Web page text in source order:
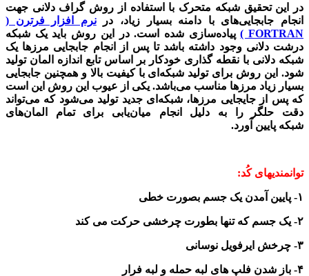
در این تحقیق شبکه متحرک با استفاده از روش گراف دلانی جهت
انجام جابجایی‌های با دامنه بسیار زیاد، درنرم افزار فرترن (
FORTRAN )
پیاده‌سازی شده است. در این روش باید یک شبکه
درشت دلانی وجود داشته باشد تا پس از انجام جابجایی مرزها یک
شبکه دلانی با نقطه گذاری خودکار بر اساس تابع اندازه المان تولید
شود. این روش برای تولید شبکه‌ای با کیفیت بالا و همچنین جابجایی
بسیار زیاد مرزها مناسب می‌باشد. یکی از عیوب این روش این است
که پس از جایجایی مرزها، شبکه‌ای جدید تولید می‌شود که می‌تواند
دقت حلگر را به دلیل انجام میان‌یابی برای تمام المان‌های
شبکه پایین آورد.
توانمندیهای کُد:
۱- پایین آمدن یک جسم بصورت خطی
۲- یک جسم که تنها بطورت چرخشی حرکت می کند
۳- چرخش ایرفویل نوسانی
۴- باز شدن فلپ های لبه حمله و لبه فرار